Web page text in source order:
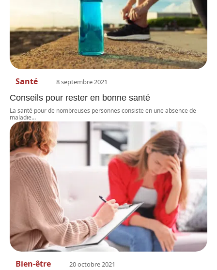
Santé 8 septembre 2021
Conseils pour rester en bonne santé
La santé pour de nombreuses personnes consiste en une absence de
maladie…
Bien-être 20 octobre 2021